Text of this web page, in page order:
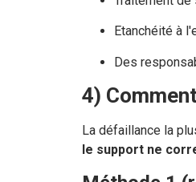
Etanchéité à
Des
4)
La défaillance la
le support ne